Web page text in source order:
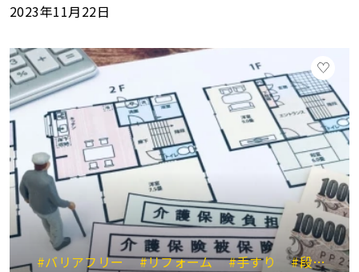
2023年11月22日
#バリアフリー #リフォーム #手すり #段差解消